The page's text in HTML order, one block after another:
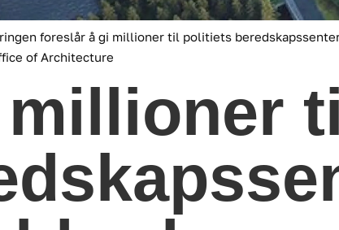
foreslår å gi millioner til politiets
of Architecture
millioner